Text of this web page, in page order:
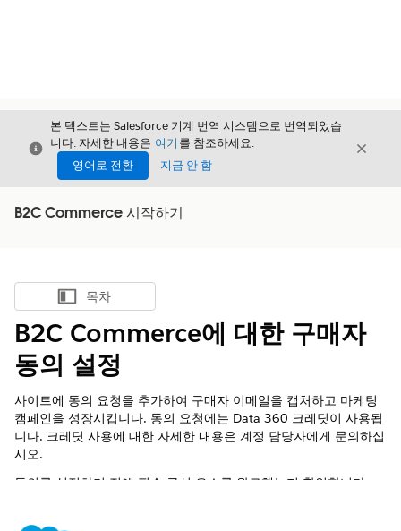
닫기
본 텍스트는 Salesforce 기계 번역 시스템으로 번역되었습
니다. 자세한 내용은 여기 를 참조하세요.
영어로 전환
지금 안 함
닫기
B2C Commerce 시작하기
목차 표시
목차
B2C Commerce에 대한 구매자
동의 설정
사이트에 동의 요청을 추가하여 구매자 이메일을 캡처하고 마케팅
캠페인을 성장시킵니다. 동의 요청에는 Data 360 크레딧이 사용됩
니다. 크레딧 사용에 대한 자세한 내용은 계정 담당자에게 문의하십
시오.
동의를 설정하기 전에 필수 구성 요소를 완료했는지 확인합니다.